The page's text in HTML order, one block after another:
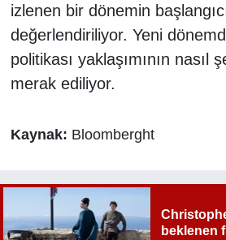
izlenen bir dönemin
değerlendiriliyor. Yeni
politikası yaklaşımının nasıl
merak ediliyor.
Kaynak: Bloomberght
beklenen